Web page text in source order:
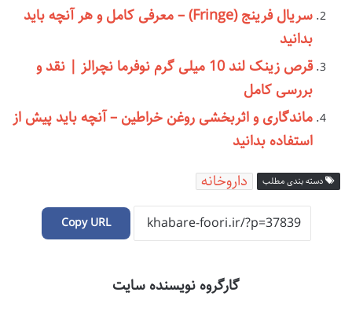
سریال فرینج (Fringe) – معرفی کامل و هر آنچه باید
بدانید
قرص زینک لند 10 میلی گرم نوفرما نچرالز | نقد و
بررسی کامل
ماندگاری و اثربخشی روغن خراطین – آنچه باید پیش از
استفاده بدانید
دسته بندی مطلب داروخانه
Copy URL
گارگروه نویسنده سایت